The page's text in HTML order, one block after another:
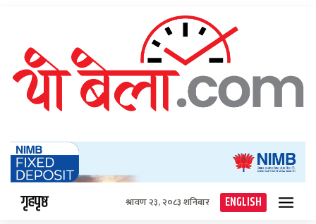
गृहपृष्ठ श्रावण २३, २०८३ शनिबार ENGLISH